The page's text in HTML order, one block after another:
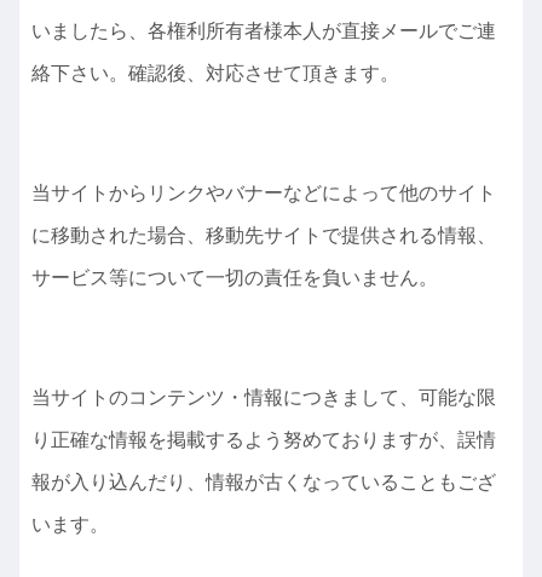
いましたら、各権利所有者様本人が直接メールでご連
絡下さい。確認後、対応させて頂きます。
当サイトからリンクやバナーなどによって他のサイト
に移動された場合、移動先サイトで提供される情報、
サービス等について一切の責任を負いません。
当サイトのコンテンツ・情報につきまして、可能な限
り正確な情報を掲載するよう努めておりますが、誤情
報が入り込んだり、情報が古くなっていることもござ
います。